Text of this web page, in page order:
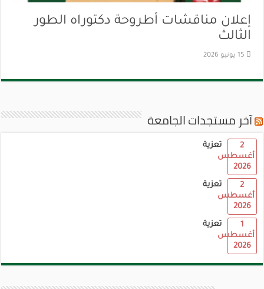
إعلان مناقشات أطروحة دكتوراه الطور
الثالث
15 يونيو 2026
آخر مستجدات الجامعة
تعزية
2
أغسطس
2026
تعزية
2
أغسطس
2026
تعزية
1
أغسطس
2026